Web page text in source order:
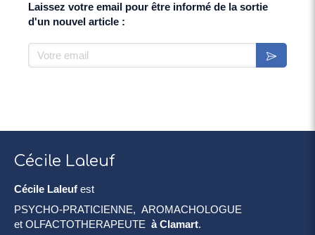
Laissez votre email pour être informé de la sortie
d'un nouvel article :
Votre email
Cécile Laleuf
Cécile Laleuf est
PSYCHO-PRATICIENNE, AROMACHOLOGUE
et OLFACTOTHERAPEUTE à Clamart.